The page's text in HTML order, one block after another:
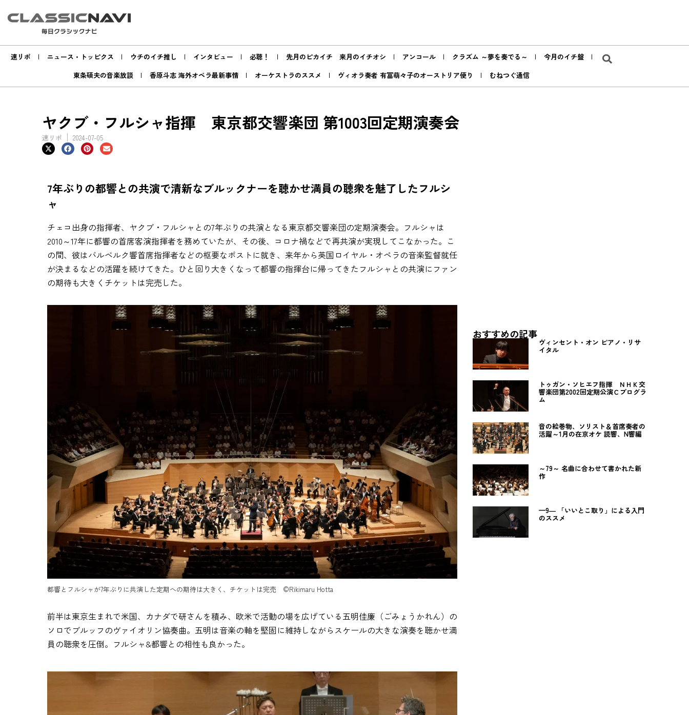
速リポ ニュース・トッピクス ウチのイチ推し インタビュー 必聴！ 先月のピカイチ 来月のイチオシ アンコール クラズム ～夢を奏でる～
今月のイチ盤
東条碩夫の音楽放談
香原斗志 海外オペラ最新事情 オーケストラのススメ ヴィオラ奏者 有冨萌々子のオーストリア便り むねつぐ通信
ヤクブ・フルシャ指揮 東京都交響楽団 第1003回定期演奏会
速リポ 2024-07-05
7年ぶりの都響との共演で清新なブルックナーを聴かせ満員の聴衆を魅了したフルシ
ャ
チェコ出身の指揮者、ヤクブ・フルシャとの7年ぶりの共演となる東京都交響楽団の定期演奏会。フルシャは
2010～17年に都響の首席客演指揮者を務めていたが、その後、コロナ禍などで再共演が実現してこなかった。こ
の間、彼はバルベルク響首席指揮者などの枢要なポストに就き、来年から英国ロイヤル・オペラの音楽監督就任
が決まるなどの活躍を続けてきた。ひと回り大きくなって都響の指揮台に帰ってきたフルシャとの共演にファン
の期待も大きくチケットは完売した。
都響とフルシャが7年ぶりに共演した定期への期待は大きく、チケットは完売 ©Rikimaru Hotta
前半は東京生まれで米国、カナダで研さんを積み、欧米で活動の場を広げている五明佳廉（ごみょうかれん）の
ソロでブルッフのヴァイオリン協奏曲。五明は音楽の軸を堅固に維持しながらスケールの大きな演奏を聴かせ満
員の聴衆を圧倒。フルシャ&都響との相性も良かった。
おすすめの記事
ヴィンセント・オン ピアノ・リサ
イタル
トゥガン・ソヒエフ指揮 ＮＨＫ交
響楽団第2002回定期公演Ｃプログラ
ム
音の絵巻物、ソリスト＆首席奏者の
活躍～1月の在京オケ 読響、N響編
～79～ 名曲に合わせて書かれた新
作
—9― 「いいとこ取り」による入門
のススメ